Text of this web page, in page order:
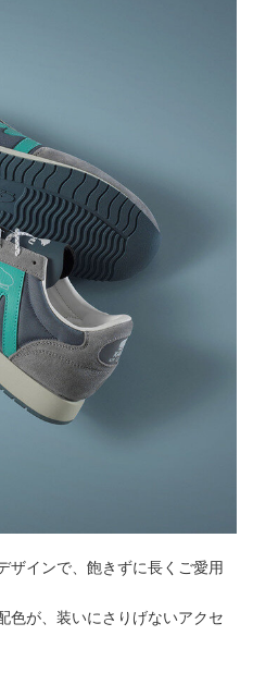
ザインで、飽きずに長くご愛用
色が、装いにさりげないアクセ